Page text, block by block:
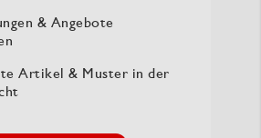
& Angebote
Artikel & Muster in der